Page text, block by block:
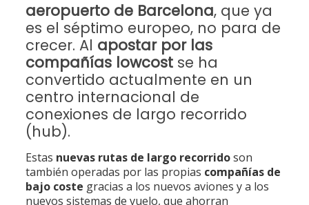
aeropuerto de Barcelona, que ya
es el séptimo europeo, no para de
crecer. Al apostar por las
compañías lowcostse ha
convertido actualmente en un
centro internacional de
conexiones de largo recorrido
(hub).
Estas nuevas rutas de largo recorridoson
también operadas por las propias compañías de
bajo coste gracias a los nuevos aviones y a los
nuevos sistemas de vuelo, que ahorran